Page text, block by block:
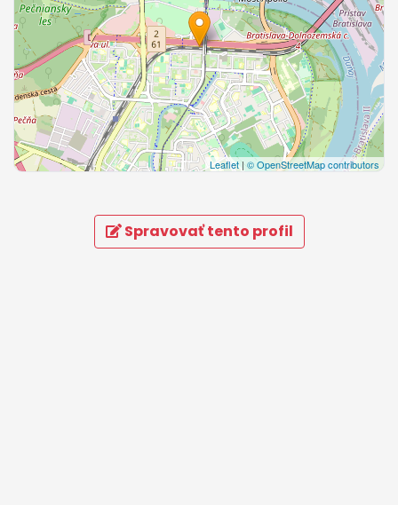
Leaflet| © OpenStreetMap contributors
Spravovať tento profil